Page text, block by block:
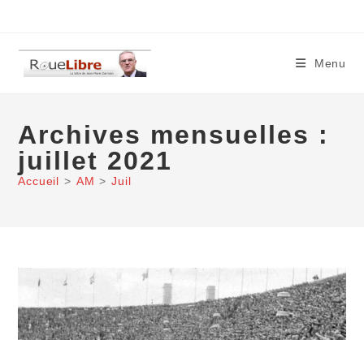
content
Menu
Archives mensuelles :
juillet 2021
Accueil > AM > Juil